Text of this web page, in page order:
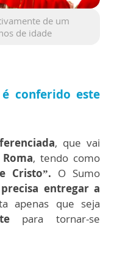
de um
de idade
conferido este
, que vai
, tendo como
Cristo”. O Sumo
entregar a
apenas que seja
para tornar-se